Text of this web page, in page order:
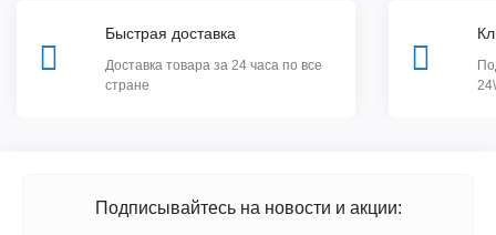
Быстрая доставка
Доставка товара за 24 часа по все
стране
Подписывайтесь на новости и акции: